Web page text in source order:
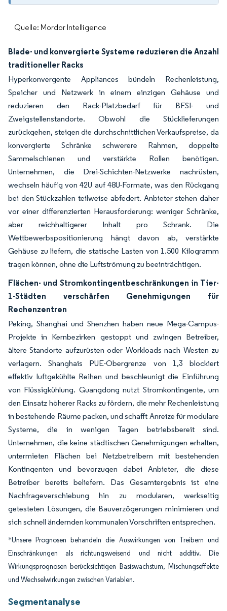
Quelle: Mordor Intelligence
Blade- und konvergierte Systeme reduzieren die Anzahl
traditioneller Racks
Hyperkonvergente Appliances bündeln Rechenleistung,
Speicher und Netzwerk in einem einzigen Gehäuse und
reduzieren den Rack-Platzbedarf für BFSI- und
Zweigstellenstandorte. Obwohl die Stücklieferungen
zurückgehen, steigen die durchschnittlichen Verkaufspreise, da
konvergierte Schränke schwerere Rahmen, doppelte
Sammelschienen und verstärkte Rollen benötigen.
Unternehmen, die Drei-Schichten-Netzwerke nachrüsten,
wechseln häufig von 42U auf 48U-Formate, was den Rückgang
bei den Stückzahlen teilweise abfedert. Anbieter stehen daher
vor einer differenzierten Herausforderung: weniger Schränke,
aber reichhaltigerer Inhalt pro Schrank. Die
Wettbewerbspositionierung hängt davon ab, verstärkte
Gehäuse zu liefern, die statische Lasten von 1.500 Kilogramm
tragen können, ohne die Luftströmung zu beeinträchtigen.
Flächen- und Stromkontingentbeschränkungen in Tier-
1-Städten verschärfen Genehmigungen für
Rechenzentren
Peking, Shanghai und Shenzhen haben neue Mega-Campus-
Projekte in Kernbezirken gestoppt und zwingen Betreiber,
ältere Standorte aufzurüsten oder Workloads nach Westen zu
verlagern. Shanghais PUE-Obergrenze von 1,3 blockiert
effektiv luftgekühlte Reihen und beschleunigt die Einführung
von Flüssigkühlung. Guangdong nutzt Stromkontingente, um
den Einsatz höherer Racks zu fördern, die mehr Rechenleistung
in bestehende Räume packen, und schafft Anreize für modulare
Systeme, die in wenigen Tagen betriebsbereit sind.
Unternehmen, die keine städtischen Genehmigungen erhalten,
untermieten Flächen bei Netzbetreibern mit bestehenden
Kontingenten und bevorzugen dabei Anbieter, die diese
Betreiber bereits beliefern. Das Gesamtergebnis ist eine
Nachfrageverschiebung hin zu modularen, werkseitig
getesteten Lösungen, die Bauverzögerungen minimieren und
sich schnell ändernden kommunalen Vorschriften entsprechen.
*Unsere Prognosen behandeln die Auswirkungen von Treibern und
Einschränkungen als richtungsweisend und nicht additiv. Die
Wirkungsprognosen berücksichtigen Basiswachstum, Mischungseffekte
und Wechselwirkungen zwischen Variablen.
Segmentanalyse